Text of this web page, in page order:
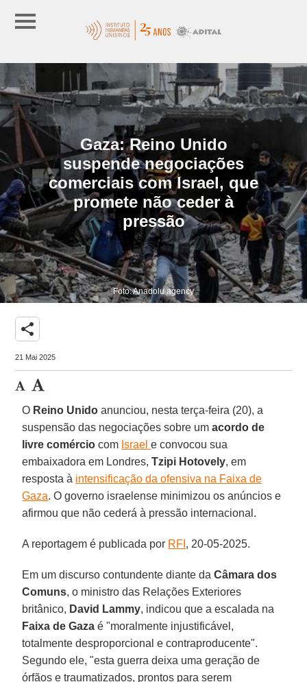
Gaza: Reino Unido
suspende negociações
comerciais com Israel, que
promete não ceder à
pressão
Foto: Anadolu agency
share
21 Mai 2025
O Reino Unido anunciou, nesta terça-feira (20), a
suspensão das negociações sobre um acordo de
livre comércio com Israele convocou sua
embaixadora em Londres,Tzipi Hotovely, em
resposta à intensificação da ofensiva na Faixa de
Gaza. O governo israelense minimizou os anúncios e
afirmou que não cederá à pressão internacional.
A reportagem é publicada por RFI , 20-05-2025.
Em um discurso contundente diante daCâmara dos
Comuns, o ministro das Relações Exteriores
britânico, David Lammy, indicou que a escalada na
Faixa de Gaza é "moralmente injustificável,
totalmente desproporcional e contraproducente".
Segundo ele, "esta guerra deixa uma geração de
órfãos e traumatizados, prontos para serem